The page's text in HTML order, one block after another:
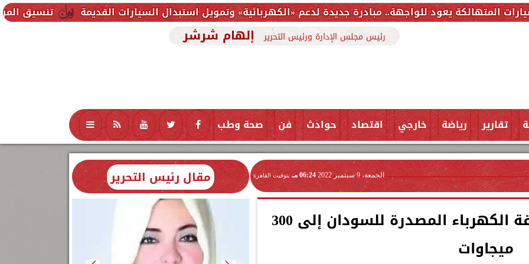
تنسيق المرحلة الثانية 2026.. موعد إعلان الحد الأدنى وخطوات تسجيل الرغبات لطلاب الثانوية العامة للواجهة.. مبادرة جديدة لدعم «الكهربائية» وتمويل استبدال السيارات القديمة
رئيس مجلس الإدارة ورئيس التحرير إلهام شرشر
تقارير رياضة خارجي اقتصاد حوادث فن صحة وطب تكنولوجيا منوعات محافظات
الجمعة، 9 سبتمبر 2022 06:24 مـ بتوقيت القاهرة
عاجل.. مصر تقرر زيادة طاقة الكهرباء المصدرة للسودان إلى 300
ميجاوات
مقال رئيس التحرير